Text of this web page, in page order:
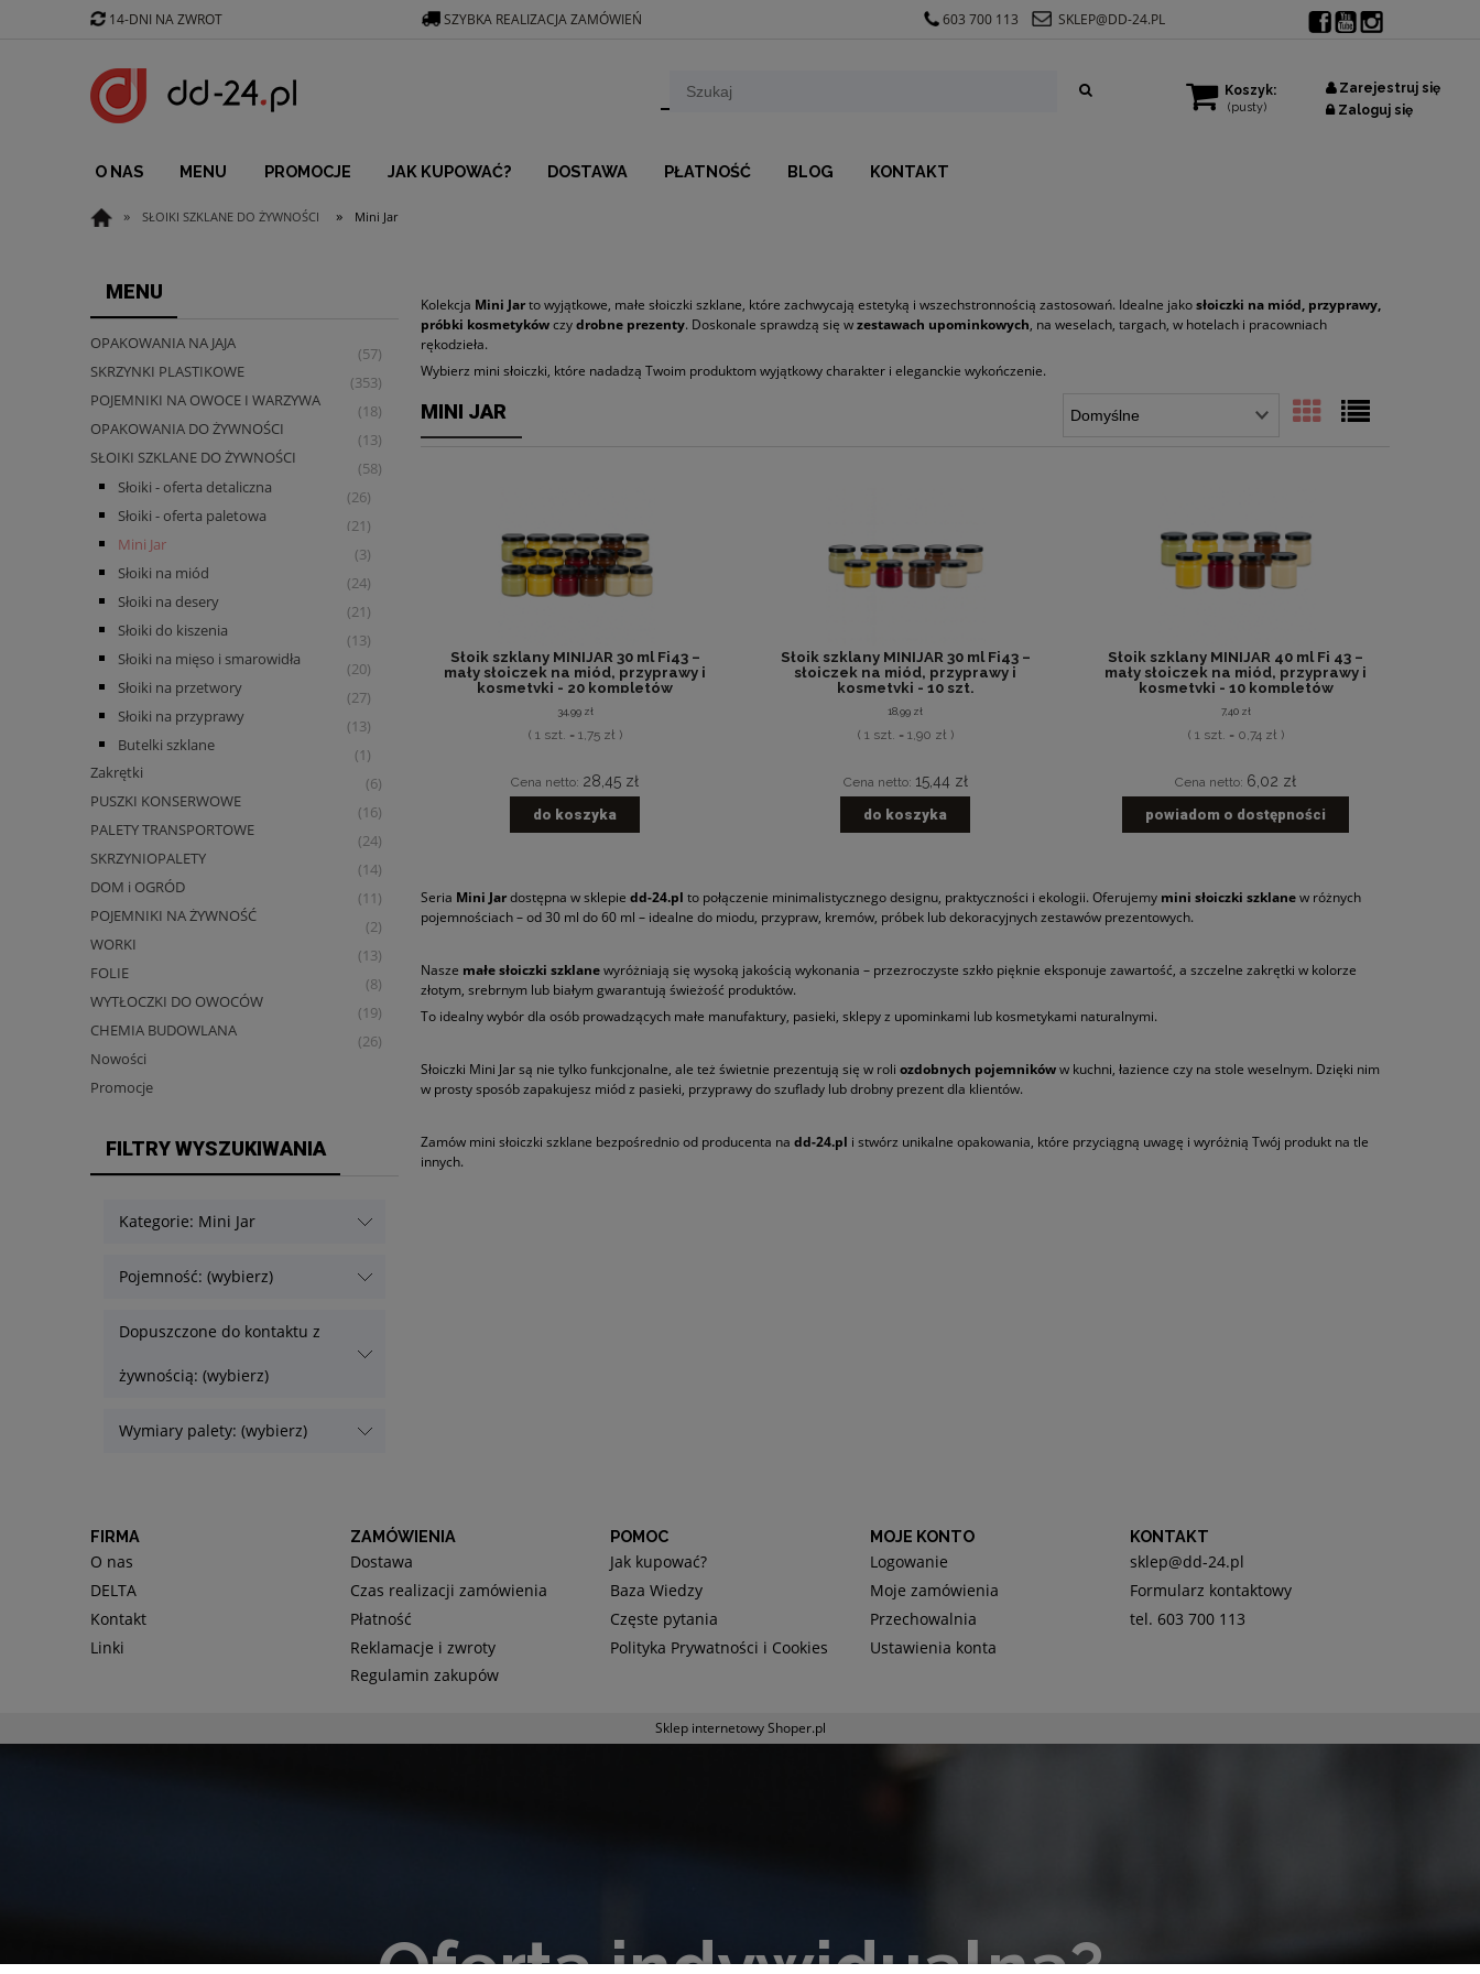
Zarejestruj się
Zaloguj się
Koszyk:
(pusty)
O NAS MENU PROMOCJE JAK KUPOWAĆ? DOSTAWA PŁATNOŚĆ BLOG KONTAKT
» SŁOIKI SZKLANE DO ŻYWNOŚCI » Mini Jar
14-DNI NA ZWROT SZYBKA REALIZACJA ZAMÓWIEŃ 603 700 113 SKLEP@DD-24.PL
MENU
OPAKOWANIA NA JAJA
(57)
SKRZYNKI PLASTIKOWE
(353)
POJEMNIKI NA OWOCE I WARZYWA
(18)
OPAKOWANIA DO ŻYWNOŚCI
(13)
SŁOIKI SZKLANE DO ŻYWNOŚCI
(58)
Słoiki - oferta detaliczna
(26)
Słoiki - oferta paletowa
(21)
Mini Jar
(3)
Słoiki na miód
(24)
Słoiki na desery
(21)
Słoiki do kiszenia
(13)
Słoiki na mięso i smarowidła
(20)
Słoiki na przetwory
(27)
Słoiki na przyprawy
(13)
Butelki szklane
(1)
Zakrętki
(6)
PUSZKI KONSERWOWE
(16)
PALETY TRANSPORTOWE
(24)
SKRZYNIOPALETY
(14)
DOM i OGRÓD
(11)
POJEMNIKI NA ŻYWNOŚĆ
(2)
WORKI
(13)
FOLIE
(8)
WYTŁOCZKI DO OWOCÓW
(19)
CHEMIA BUDOWLANA
(26)
Nowości
Promocje
FILTRY WYSZUKIWANIA
Kategorie: Mini Jar
Pojemność: (wybierz)
Dopuszczone do kontaktu z
żywnością: (wybierz)
Wymiary palety: (wybierz)
Kolekcja Mini Jarto wyjątkowe, małe słoiczki szklane, które zachwycają estetyką i wszechstronnością zastosowań. Idealne jakosłoiczki na miód, przyprawy,
próbki kosmetykówczydrobne prezenty. Doskonale sprawdzą się wzestawach upominkowych, na weselach, targach, w hotelach i pracowniach
rękodzieła.
Wybierz mini słoiczki, które nadadzą Twoim produktom wyjątkowy charakter i eleganckie wykończenie.
MINI JAR
Słoik szklany MINIJAR 30 ml Fi43 –
mały słoiczek na miód, przyprawy i
kosmetyki - 20 kompletów
34,99 zł
( 1 szt. = 1,75 zł )
Cena netto: 28,45 zł
do koszyka
Słoik szklany MINIJAR 30 ml Fi43 –
słoiczek na miód, przyprawy i
kosmetyki - 10 szt.
18,99 zł
( 1 szt. = 1,90 zł )
Cena netto: 15,44 zł
do koszyka
Słoik szklany MINIJAR 40 ml Fi 43 –
mały słoiczek na miód, przyprawy i
kosmetyki - 10 kompletów
7,40 zł
( 1 szt. = 0,74 zł )
Cena netto: 6,02 zł
powiadom o dostępności
Seria Mini Jardostępna w sklepie dd-24.pl to połączenie minimalistycznego designu, praktyczności i ekologii. Oferujemy mini słoiczki szklanew różnych
pojemnościach – od 30 ml do 60 ml – idealne do miodu, przypraw, kremów, próbek lub dekoracyjnych zestawów prezentowych.
Nasze małe słoiczki szklanewyróżniają się wysoką jakością wykonania – przezroczyste szkło pięknie eksponuje zawartość, a szczelne zakrętki w kolorze
złotym, srebrnym lub białym gwarantują świeżość produktów.
To idealny wybór dla osób prowadzących małe manufaktury, pasieki, sklepy z upominkami lub kosmetykami naturalnymi.
Słoiczki Mini Jar są nie tylko funkcjonalne, ale też świetnie prezentują się w roli ozdobnych pojemnikóww kuchni, łazience czy na stole weselnym. Dzięki nim
w prosty sposób zapakujesz miód z pasieki, przyprawy do szuflady lub drobny prezent dla klientów.
Zamów mini słoiczki szklane bezpośrednio od producenta na dd-24.pl i stwórz unikalne opakowania, które przyciągną uwagę i wyróżnią Twój produkt na tle
innych.
FIRMA
O nas
DELTA
Kontakt
Linki
ZAMÓWIENIA
Dostawa
Czas realizacji zamówienia
Płatność
Reklamacje i zwroty
Regulamin zakupów
POMOC
Jak kupować?
Baza Wiedzy
Częste pytania
Polityka Prywatności i Cookies
MOJE KONTO
Logowanie
Moje zamówienia
Przechowalnia
Ustawienia konta
KONTAKT
sklep@dd-24.pl
Formularz kontaktowy
tel. 603 700 113
Sklep internetowy Shoper.pl